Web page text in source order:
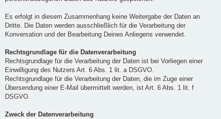
Es erfolgt in diesem Zusammenhang keine Weitergabe der Daten an
Dritte. Die Daten werden ausschließlich für die Verarbeitung der
Konversation und der Bearbeitung Deines Anliegens verwendet.
Rechtsgrundlage für die Datenverarbeitung
Rechtsgrundlage für die Verarbeitung der Daten ist bei Vorliegen einer
Einwilligung des Nutzers Art. 6 Abs. 1 lit. a DSGVO.
Rechtsgrundlage für die Verarbeitung der Daten, die im Zuge einer
Übersendung einer E-Mail übermittelt werden, ist Art. 6 Abs. 1 lit. f
DSGVO.
Zweck der Datenverarbeitung